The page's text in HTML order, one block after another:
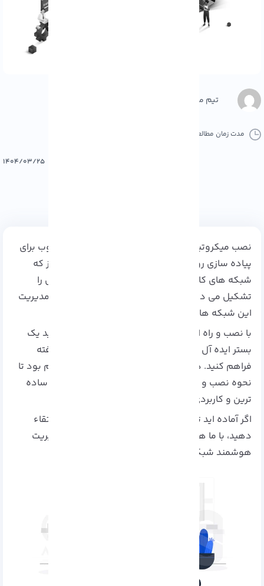
تیم محتوا
مدت زمان مطالعه :
۱۴۰۴/۰۳/۲۵
نصب میکروتیک روی اوبونتو یکی از روش‌ های محبوب برای
پیاده‌ سازی روتر مجازی حرفه‌ ای است. در دنیای امروز که
شبکه‌ های کامپیوتری ستون فقرات ارتباطات دیجیتال را
تشکیل می‌ دهند، استفاده از ابزارهای قدرتمند برای مدیریت
این شبکه‌ ها اهمیت بالایی دارد.
با نصب و راه اندازی میکروتیک روی اوبونتو می‌ توانید یک
بستر ایده‌ آل را برای راه‌ اندازی یک سرور شبکه پیشرفته
فراهم کنید. در این مقاله، گام به گام با شما خواهیم بود تا
نحوه نصب و راه‌ اندازی میکروتیک روی اوبونتو را به ساده‌
ترین و کاربردی‌ ترین شکل ممکن بیاموزید.
اگر آماده‌ اید تا شبکه خود را به سطحی حرفه‌ ای‌ تر ارتقاء
دهید، با ما همراه باشید و اولین گام را در مسیر مدیریت
هوشمند شبکه بردارید!